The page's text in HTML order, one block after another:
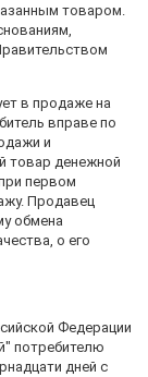
товаром.
в продаже на
вправе по
и
товар денежной
первом
Продавец
обмена
о его
Федерации
потребителю
дней с